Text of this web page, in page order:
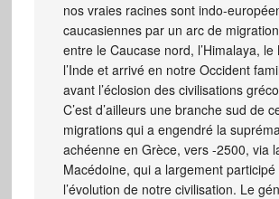
nos vraies racines sont indo-
caucasiennes par un arc de
entre le Caucase nord, l’Himalaya, le
l’Inde et arrivé en notre Occident
avant l’éclosion des civilisations
C’est d’ailleurs une branche sud de
migrations qui a engendré la
achéenne en Grèce, vers -2500, via
Macédoine, qui a largement participé
l’évolution de notre civilisation. Le